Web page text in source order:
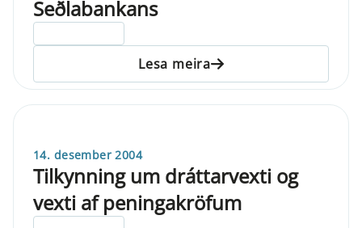
Seðlabankans
Lesa meira
14. desember 2004
Tilkynning um dráttarvexti og
vexti af peningakröfum